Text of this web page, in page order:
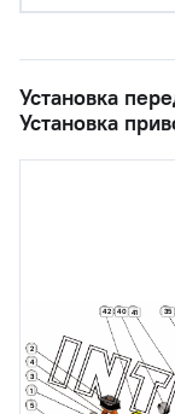
Установка
Установка
1
2
3
4
5
35
40 41
42